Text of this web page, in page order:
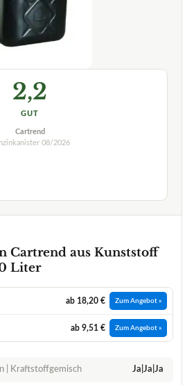
2,2
GUT
Cartrend
08/2026
Cartrend aus Kunststoff
Liter
ab 18,20 € Zum Angebot »
ab 9,51 € Zum Angebot »
| Kraftstoffgemisch Ja|Ja|Ja